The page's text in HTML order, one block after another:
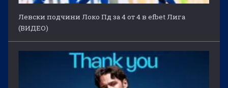
Левски подчини Локо Пд за 4 от 4 в efbet Лига
(ВИДЕО)